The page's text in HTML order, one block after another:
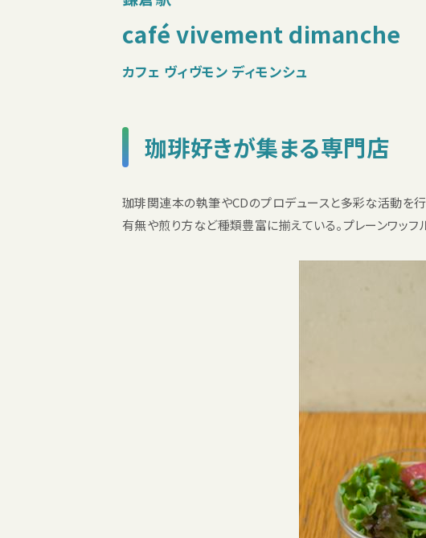
café vivement dimanche
カフェ ヴィヴモン ディモンシュ
珈琲好きが集まる専門店
珈琲関連本の執筆やCDのプロデュースと多彩な活動を
有無や煎り方など種類豊富に揃えている。プレーンワッフ